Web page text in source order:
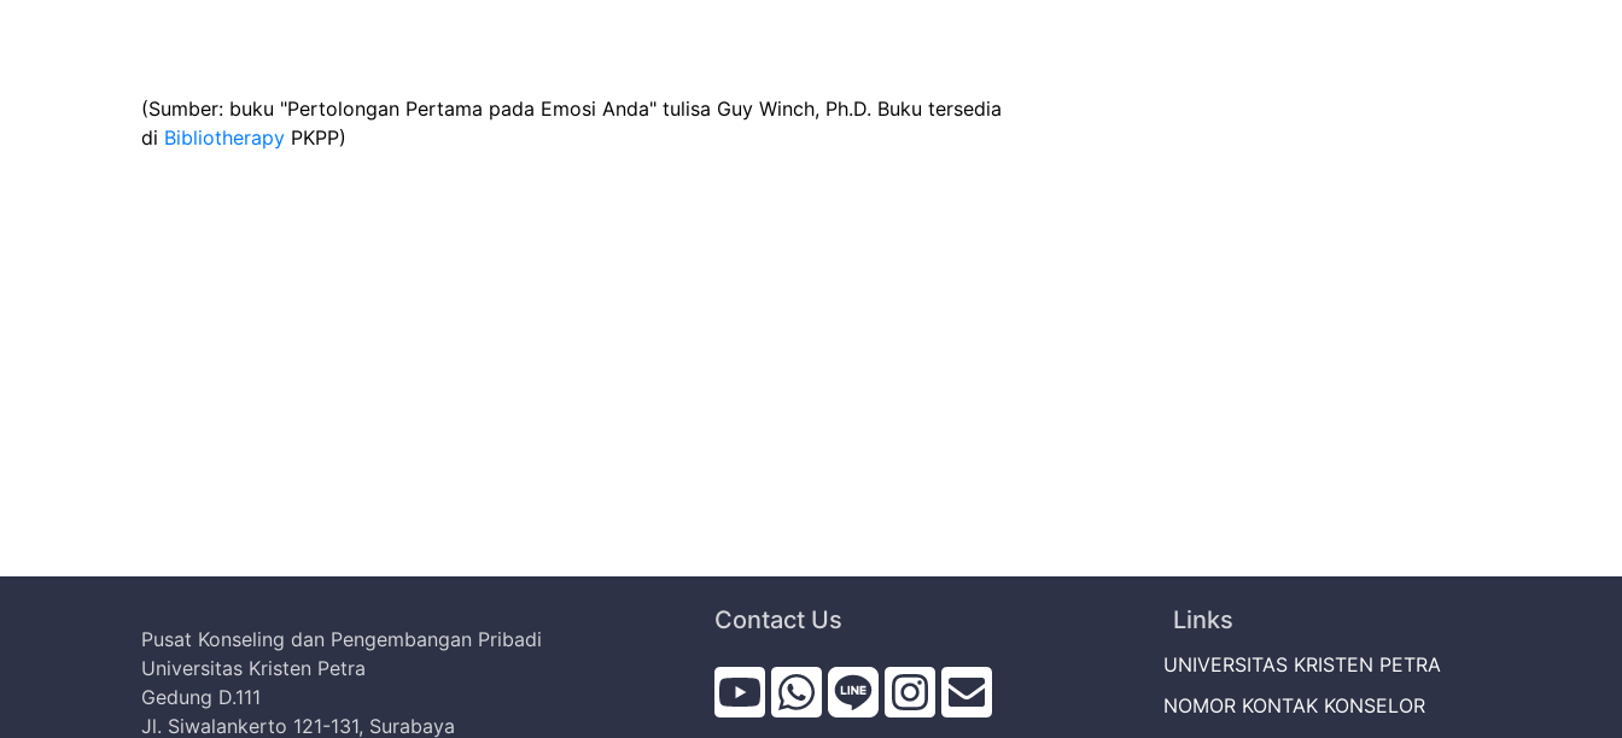
(Sumber: buku "Pertolongan Pertama pada Emosi Anda" tulisa Guy Winch, Ph.D. Buku tersedia
di Bibliotherapy PKPP)
Pusat Konseling dan Pengembangan Pribadi
Universitas Kristen Petra
Gedung D.111
Jl. Siwalankerto 121-131, Surabaya
Contact Us Links
UNIVERSITAS KRISTEN PETRA
NOMOR KONTAK KONSELOR